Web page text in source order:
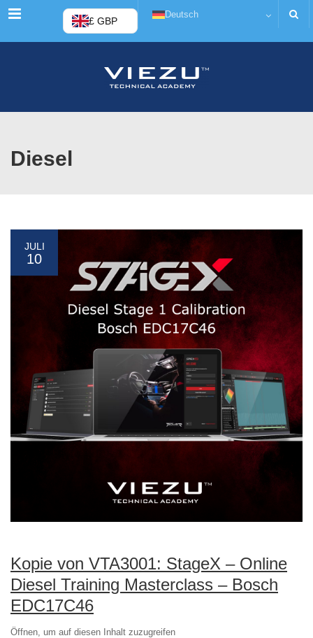
Menü £ GBP
Deutsch
Diesel
JULI
10
Kopie von VTA3001: StageX – Online
Diesel Training Masterclass – Bosch
EDC17C46
Öffnen, um auf diesen Inhalt zuzugreifen